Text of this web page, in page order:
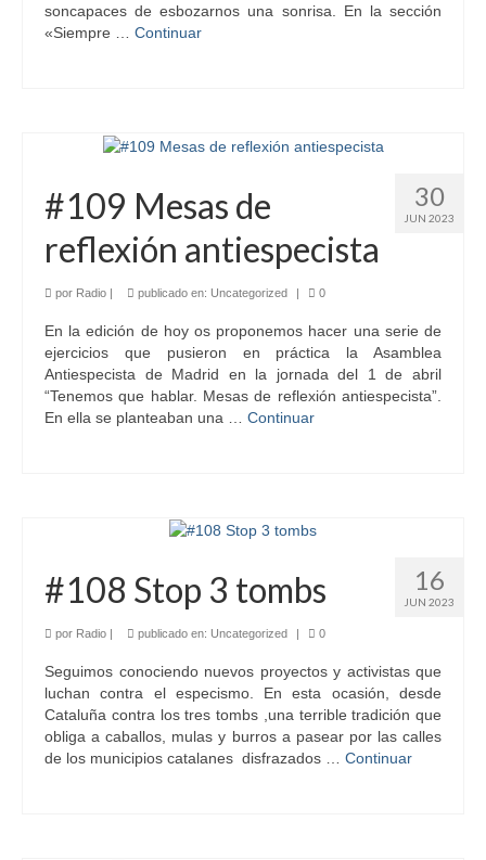
soncapaces de esbozarnos una sonrisa. En la sección
«Siempre … Continuar
30
JUN 2023
#109 Mesas de
reflexión antiespecista
por Radio | publicado en: Uncategorized | 0
En la edición de hoy os proponemos hacer una serie de
ejercicios que pusieron en práctica la Asamblea
Antiespecista de Madrid en la jornada del 1 de abril
“Tenemos que hablar. Mesas de reflexión antiespecista”.
En ella se planteaban una … Continuar
16
JUN 2023
#108 Stop 3 tombs
por Radio | publicado en: Uncategorized | 0
Seguimos conociendo nuevos proyectos y activistas que
luchan contra el especismo. En esta ocasión, desde
Cataluña contra los tres tombs ,una terrible tradición que
obliga a caballos, mulas y burros a pasear por las calles
de los municipios catalanes disfrazados … Continuar